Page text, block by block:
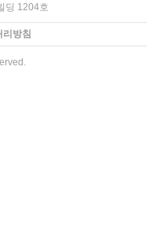
딩 1204호
리방침